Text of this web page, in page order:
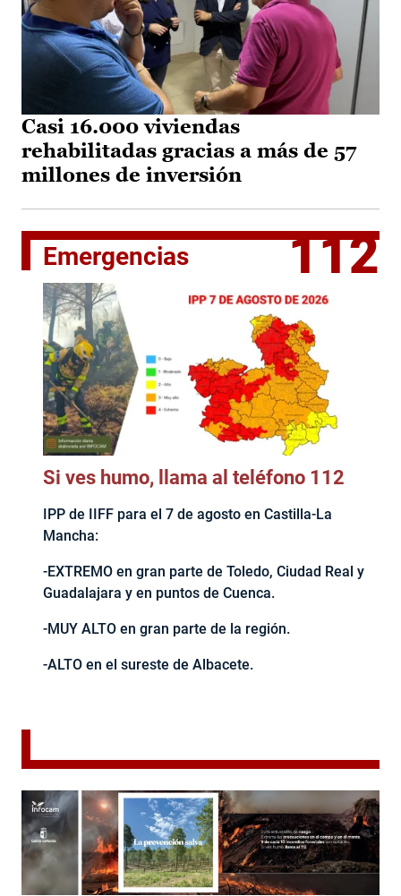
Casi 16.000 viviendas
rehabilitadas gracias a más de 57
millones de inversión
Emergencias 112
Si ves humo, llama al teléfono 112
IPP de IIFF para el 7 de agosto en Castilla-La
Mancha:
-EXTREMO en gran parte de Toledo, Ciudad Real y
Guadalajara y en puntos de Cuenca.
-MUY ALTO en gran parte de la región.
-ALTO en el sureste de Albacete.